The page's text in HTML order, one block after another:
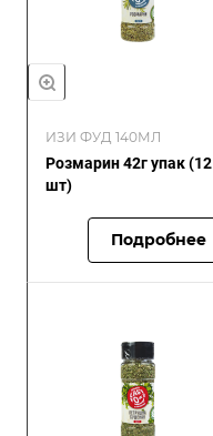
ИЗИ ФУД 140МЛ
Розмарин 42г упак (12
шт)
Подробнее